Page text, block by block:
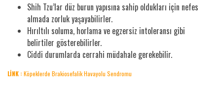
Shih Tzu’lar düz burun yapısına sahip oldukları için nefes
almada zorluk yaşayabilirler.
Hırıltılı soluma, horlama ve egzersiz intoleransı gibi
belirtiler gösterebilirler.
Ciddi durumlarda cerrahi müdahale gerekebilir.
LİNK : Köpeklerde Brakiosefalik Havayolu Sendromu